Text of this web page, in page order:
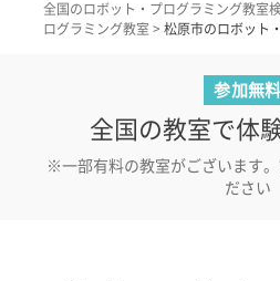
全国のロボット・プログラミング教室
ログラミング教室 > 松原市のロボット
参加無料
全国の教室で体
※一部有料の教室がございます
ださい